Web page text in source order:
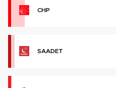
CHP
SAADET